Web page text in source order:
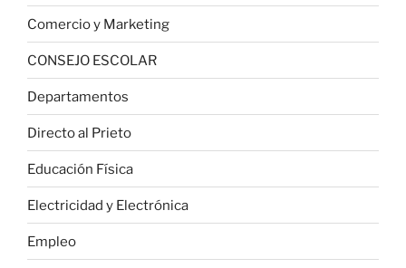
Comercio y Marketing
CONSEJO ESCOLAR
Departamentos
Directo al Prieto
Educación Física
Electricidad y Electrónica
Empleo